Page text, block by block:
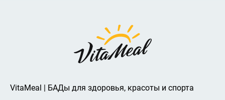
VitaMeal | БАДы для здоровья, красоты и спорта